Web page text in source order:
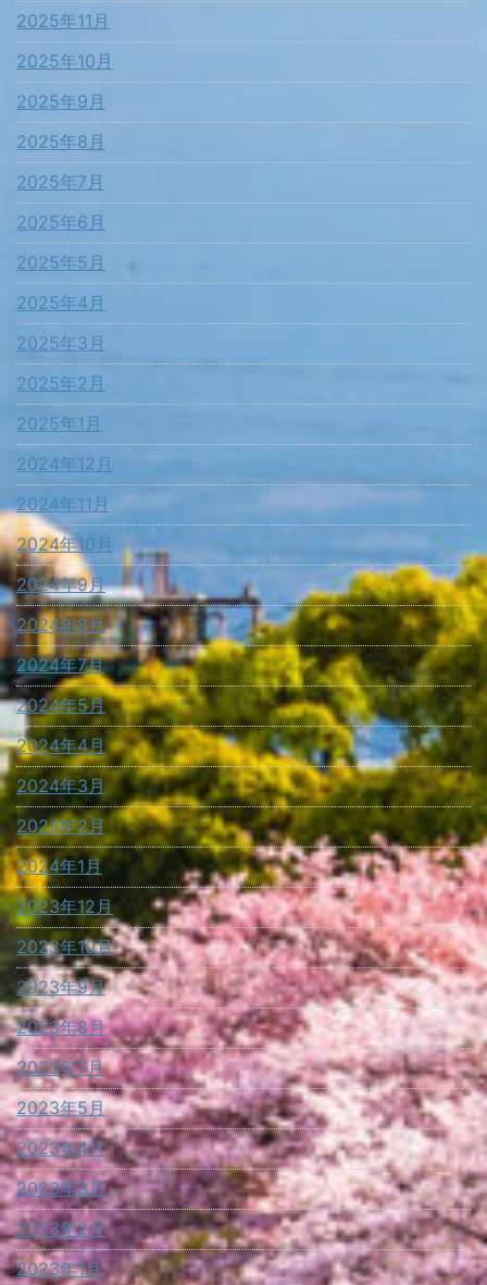
2025年11月
2025年10月
2025年9月
2025年8月
2025年7月
2025年6月
2025年5月
2025年4月
2025年3月
2025年2月
2025年1月
2024年12月
2024年11月
2024年10月
2024年9月
2024年8月
2024年7月
2024年5月
2024年4月
2024年3月
2024年2月
2024年1月
2023年12月
2023年10月
2023年9月
2023年8月
2023年7月
2023年5月
2023年4月
2023年3月
2023年2月
2023年1月